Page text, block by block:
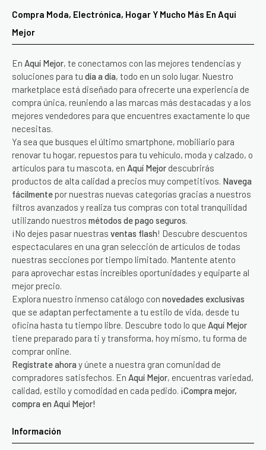
Compra Moda, Electrónica, Hogar Y Mucho Más En Aquí
Mejor
En Aquí Mejor, te conectamos con las mejores tendencias y
soluciones para tu día a día, todo en un solo lugar. Nuestro
marketplace está diseñado para ofrecerte una experiencia de
compra única, reuniendo a las marcas más destacadas y a los
mejores vendedores para que encuentres exactamente lo que
necesitas.
Ya sea que busques el último smartphone, mobiliario para
renovar tu hogar, repuestos para tu vehículo, moda y calzado, o
artículos para tu mascota, en Aquí Mejor descubrirás
productos de alta calidad a precios muy competitivos. Navega
fácilmente por nuestras nuevas categorías gracias a nuestros
filtros avanzados y realiza tus compras con total tranquilidad
utilizando nuestros métodos de pago seguros.
¡No dejes pasar nuestras ventas flash! Descubre descuentos
espectaculares en una gran selección de artículos de todas
nuestras secciones por tiempo limitado. Mantente atento
para aprovechar estas increíbles oportunidades y equiparte al
mejor precio.
Explora nuestro inmenso catálogo con novedades exclusivas
que se adaptan perfectamente a tu estilo de vida, desde tu
oficina hasta tu tiempo libre. Descubre todo lo que Aquí Mejor
tiene preparado para ti y transforma, hoy mismo, tu forma de
comprar online.
Regístrate ahora y únete a nuestra gran comunidad de
compradores satisfechos. En Aquí Mejor, encuentras variedad,
calidad, estilo y comodidad en cada pedido. ¡Compra mejor,
compra en Aquí Mejor!
Información